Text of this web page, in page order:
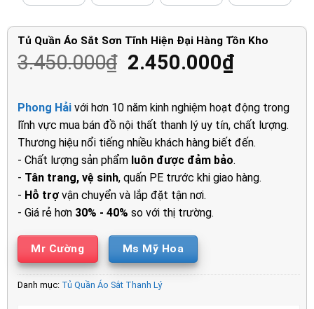
Tủ Quần Áo Sắt Sơn Tĩnh Hiện Đại Hàng Tồn Kho
3.450.000₫ Giá
là:
3.450.000₫.
2.450.000₫Giá
tại
là:
Phong Hảivới hơn 10 năm kinh nghiệm hoạt động trong
lĩnh vực mua bán đồ nội thất thanh lý uy tín, chất lượng.
Thương hiệu nổi tiếng nhiều khách hàng biết đến.
- Chất lượng sản phẩm luôn được đảm bảo.
- Tân trang, vệ sinh, quấn PE trước khi giao hàng.
- Hỗ trợvận chuyển và lắp đặt tận nơi.
- Giá rẻ hơn 30% - 40% so với thị trường.
Mr Cường Ms Mỹ Hoa
Danh mục: Tủ Quần Áo Sắt Thanh Lý